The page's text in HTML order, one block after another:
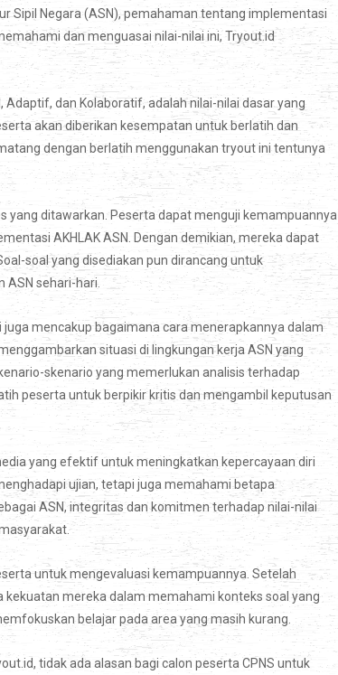
Sipil Negara (ASN), pemahaman tentang implementasi
dan menguasai nilai-nilai ini, Tryout.id
Adaptif, dan Kolaboratif, adalah nilai-nilai dasar yang
akan diberikan kesempatan untuk berlatih dan
dengan berlatih menggunakan tryout ini tentunya
yang ditawarkan. Peserta dapat menguji kemampuannya
AKHLAK ASN. Dengan demikian, mereka dapat
soal yang disediakan pun dirancang untuk
ASN sehari-hari.
mencakup bagaimana cara menerapkannya dalam
situasi di lingkungan kerja ASN yang
skenario yang memerlukan analisis terhadap
peserta untuk berpikir kritis dan mengambil keputusan
yang efektif untuk meningkatkan kepercayaan diri
ujian, tetapi juga memahami betapa
ASN, integritas dan komitmen terhadap nilai-nilai
untuk mengevaluasi kemampuannya. Setelah
mereka dalam memahami konteks soal yang
belajar pada area yang masih kurang.
tidak ada alasan bagi calon peserta CPNS untuk